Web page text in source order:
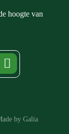
hoogte van
by Galia